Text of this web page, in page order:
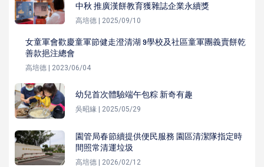
中秋 推廣漢餅教育獲雜誌企業永續獎
高培德 | 2025/09/10
女童軍會歡慶童軍節健走澄清湖 9學校及社區童軍團義賣餅乾
善款挹注總會
高培德 | 2023/06/04
幼兒首次體驗端午包粽 新奇有趣
吳昭緣 | 2025/05/29
園管局春節續提供便民服務 園區清潔隊指定時
間照常清運垃圾
高培德 | 2026/02/12